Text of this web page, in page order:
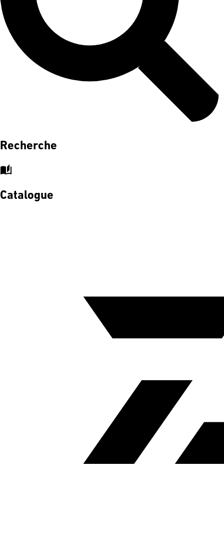
Recherche
auto_stories
Catalogue